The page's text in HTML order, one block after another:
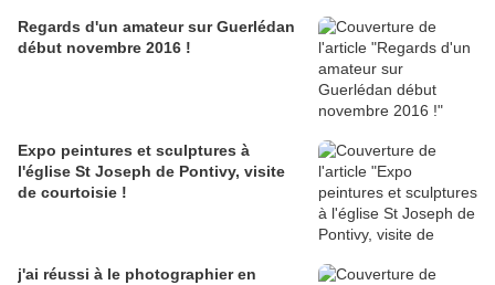
Regards d'un amateur sur Guerlédan
début novembre 2016 !
Expo peintures et sculptures à
l'église St Joseph de Pontivy, visite
de courtoisie !
j'ai réussi à le photographier en